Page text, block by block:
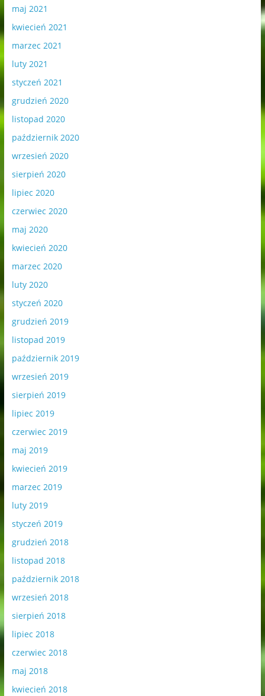
maj 2021
kwiecień 2021
marzec 2021
luty 2021
styczeń 2021
grudzień 2020
listopad 2020
październik 2020
wrzesień 2020
sierpień 2020
lipiec 2020
czerwiec 2020
maj 2020
kwiecień 2020
marzec 2020
luty 2020
styczeń 2020
grudzień 2019
listopad 2019
październik 2019
wrzesień 2019
sierpień 2019
lipiec 2019
czerwiec 2019
maj 2019
kwiecień 2019
marzec 2019
luty 2019
styczeń 2019
grudzień 2018
listopad 2018
październik 2018
wrzesień 2018
sierpień 2018
lipiec 2018
czerwiec 2018
maj 2018
kwiecień 2018